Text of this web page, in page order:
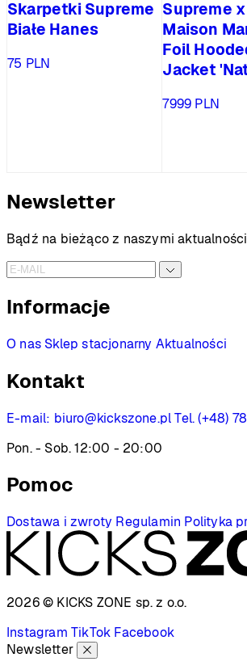
Skarpetki Supreme
Białe Hanes
75 PLN
Supreme
Maison
Foil
Jacket
7999 PLN
Newsletter
Bądź na bieżąco z naszymi
Informacje
O nas Sklep stacjonarny Aktualności
Kontakt
E-mail: biuro@kickszone.pl Tel. (+48)
Pon. - Sob. 12:00 - 20:00
Pomoc
Dostawa i zwroty Regulamin Polityka
2026 © KICKS ZONE sp. z o.o.
Instagram TikTok Facebook
Newsletter